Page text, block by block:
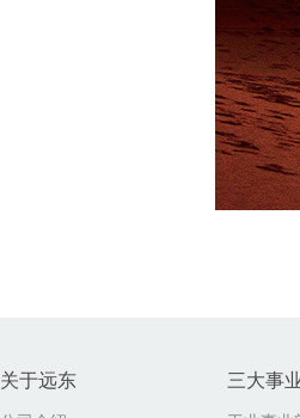
关于远东 三大事